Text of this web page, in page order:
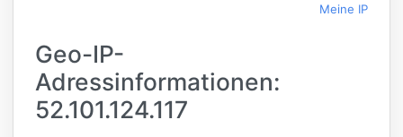
Meine IP
Geo-IP-
Adressinformationen:
52.101.124.117